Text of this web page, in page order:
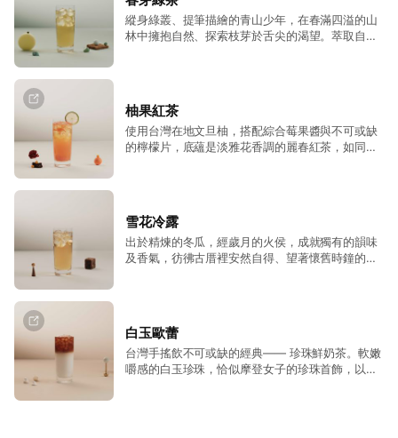
縱身綠叢、提筆描繪的青山少年，在春滿四溢的山
林中擁抱自然、探索枝芽於舌尖的渴望。萃取自台
柚果紅茶
使用台灣在地文旦柚，搭配綜合莓果醬與不可或缺
的檸檬片，底蘊是淡雅花香調的麗春紅茶，如同在
雪花冷露
出於精煉的冬瓜，經歲月的火侯，成就獨有的韻味
及香氣，彷彿古厝裡安然自得、望著懷舊時鐘的老
白玉歐蕾
台灣手搖飲不可或缺的經典—— 珍珠鮮奶茶。軟嫩
嚼感的白玉珍珠，恰似摩登女子的珍珠首飾，以奢